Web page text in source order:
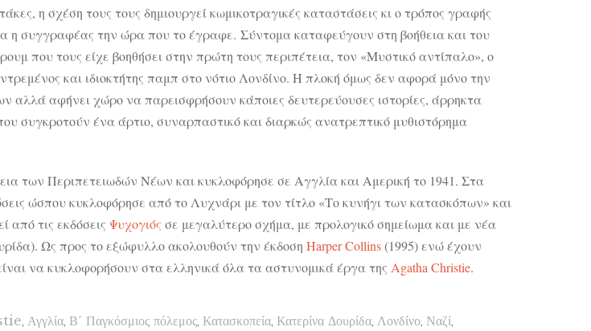
η σχέση τους τους δημιουργεί κωμικοτραγικές καταστάσεις κι ο τρόπος γραφής
η συγγραφέας την ώρα που το έγραφε. Σύντομα καταφεύγουν στη βοήθεια και του
που τους είχε βοηθήσει στην πρώτη τους περιπέτεια, τον «Μυστικό αντίπαλο», ο
και ιδιοκτήτης παμπ στο νότιο Λονδίνο. Η πλοκή όμως δεν αφορά μόνο την
αλλά αφήνει χώρο να παρεισφρήσουν κάποιες δευτερεύουσες ιστορίες, άρρηκτα
συγκροτούν ένα άρτιο, συναρπαστικό και διαρκώς ανατρεπτικό μυθιστόρημα
των Περιπετειωδών Νέων και κυκλοφόρησε σε Αγγλία και Αμερική το 1941. Στα
ώσπου κυκλοφόρησε από το Λυχνάρι με τον τίτλο «Το κυνήγι των κατασκόπων» και
από τις εκδόσεις Ψυχογιός σε μεγαλύτερο σχήμα, με προλογικό σημείωμα και με νέα
Ως προς το εξώφυλλο ακολουθούν την έκδοση Harper Collins(1995) ενώ έχουν
να κυκλοφορήσουν στα ελληνικά όλα τα αστυνομικά έργα της Agatha Christie.
, Αγγλία, Β΄ Παγκόσμιος πόλεμος, Κατασκοπεία, Κατερίνα Δουρίδα, Λονδίνο, Ναζί,